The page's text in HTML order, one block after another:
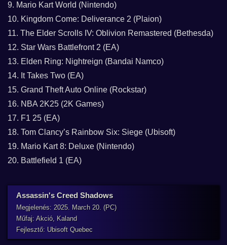
9. Mario Kart World (Nintendo)
10. Kingdom Come: Deliverance 2 (Plaion)
11. The Elder Scrolls IV: Oblivion Remastered (Bethesda)
12. Star Wars Battlefront 2 (EA)
13. Elden Ring: Nightreign (Bandai Namco)
14. It Takes Two (EA)
15. Grand Theft Auto Online (Rockstar)
16. NBA 2K25 (2K Games)
17. F1 25 (EA)
18. Tom Clancy’s Rainbow Six: Siege (Ubisoft)
19. Mario Kart 8: Deluxe (Nintendo)
20. Battlefield 1 (EA)
Assassin's Creed Shadows
Megjelenés: 2025. March 20. (PC)
Műfaj: Akció, Kaland
Fejlesztő: Ubisoft Quebec